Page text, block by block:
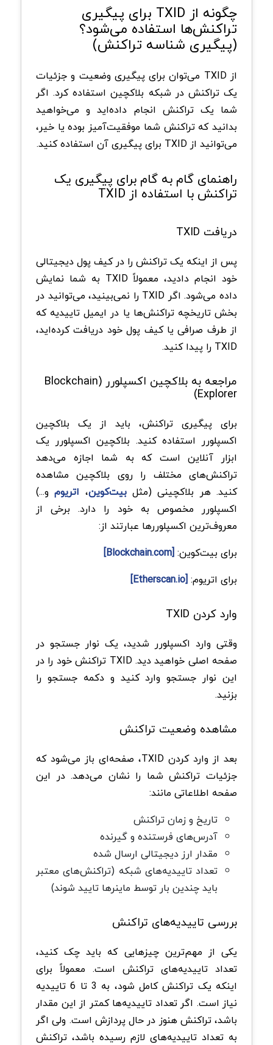
چگونه از TXID برای پیگیری
تراکنش‌ها استفاده می‌شود؟
(پیگیری شناسه تراکنش)
از TXID می‌توان برای پیگیری وضعیت و جزئیات
یک تراکنش در شبکه بلاکچین استفاده کرد. اگر
شما یک تراکنش انجام داده‌اید و می‌خواهید
بدانید که تراکنش شما موفقیت‌آمیز بوده یا خیر،
می‌توانید از TXID برای پیگیری آن استفاده کنید.
راهنمای گام به گام برای پیگیری یک
تراکنش با استفاده از TXID
دریافت TXID
پس از اینکه یک تراکنش را در کیف پول دیجیتالی
خود انجام دادید، معمولاً TXID به شما نمایش
داده می‌شود. اگر TXID را نمی‌بینید، می‌توانید در
بخش تاریخچه تراکنش‌ها یا در ایمیل تاییدیه که
از طرف صرافی یا کیف پول خود دریافت کرده‌اید،
TXID را پیدا کنید.
مراجعه به بلاکچین اکسپلورر (Blockchain
Explorer)
برای پیگیری تراکنش، باید از یک بلاکچین
اکسپلورر استفاده کنید. بلاکچین اکسپلورر یک
ابزار آنلاین است که به شما اجازه می‌دهد
تراکنش‌های مختلف را روی بلاکچین مشاهده
کنید. هر بلاکچینی (مثلبیت‌کوین، اتریومو...)
اکسپلورر مخصوص به خود را دارد. برخی از
معروف‌ترین اکسپلوررها عبارتند از:
برای بیت‌کوین:[Blockchain.com]
برای اتریوم:[Etherscan.io]
وارد کردن TXID
وقتی وارد اکسپلورر شدید، یک نوار جستجو در
صفحه اصلی خواهید دید. TXID تراکنش خود را در
این نوار جستجو وارد کنید و دکمه جستجو را
بزنید.
مشاهده وضعیت تراکنش
بعد از وارد کردن TXID، صفحه‌ای باز می‌شود که
جزئیات تراکنش شما را نشان می‌دهد. در این
صفحه اطلاعاتی مانند:
تاریخ و زمان تراکنش
آدرس‌های فرستنده و گیرنده
مقدار ارز دیجیتالی ارسال شده
تعداد تاییدیه‌های شبکه (تراکنش‌های معتبر
باید چندین بار توسط ماینرها تایید شوند)
بررسی تاییدیه‌های تراکنش
یکی از مهم‌ترین چیزهایی که باید چک کنید،
تعداد تاییدیه‌های تراکنش است. معمولاً برای
اینکه یک تراکنش کامل شود، به 3 تا 6 تاییدیه
نیاز است. اگر تعداد تاییدیه‌ها کمتر از این مقدار
باشد، تراکنش هنوز در حال پردازش است. ولی اگر
به تعداد تاییدیه‌های لازم رسیده باشد، تراکنش